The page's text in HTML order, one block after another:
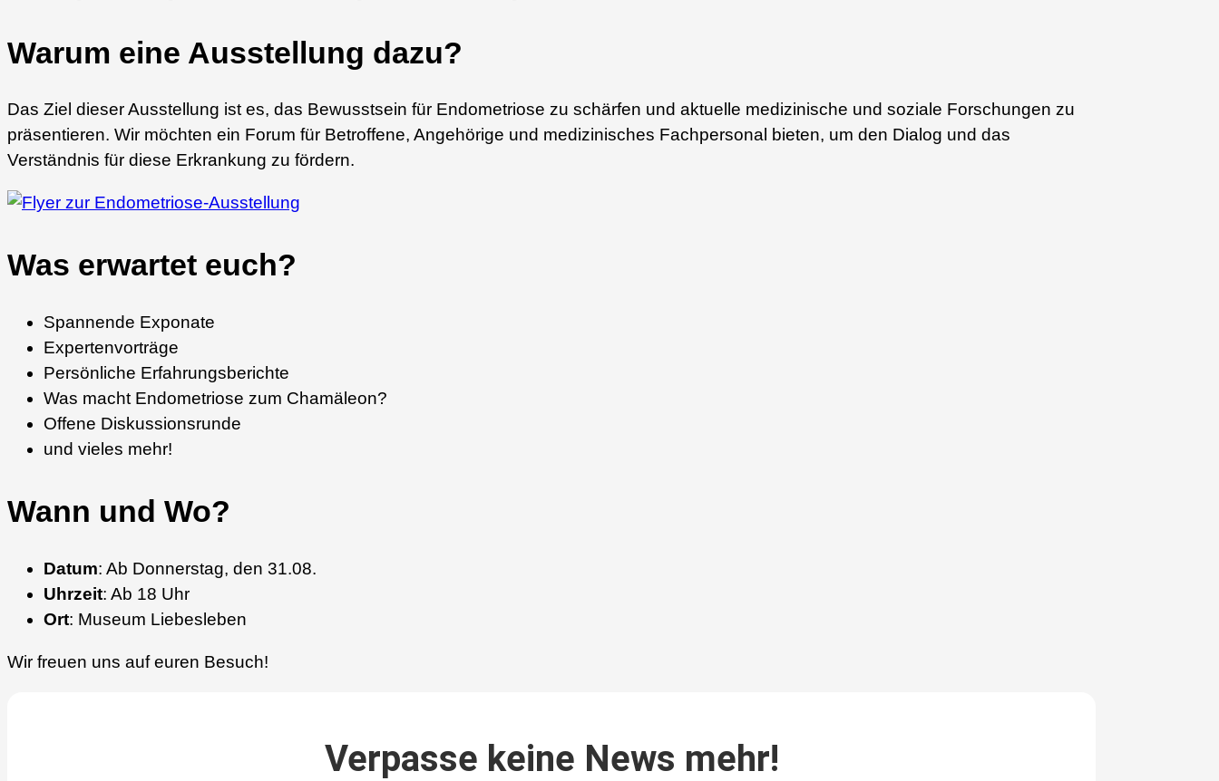
Warum eine Ausstellung dazu?
Das Ziel dieser Ausstellung ist es, das Bewusstsein für Endometriose zu schärfen und aktuelle medizinische und soziale Forschungen zu
präsentieren. Wir möchten ein Forum für Betroffene, Angehörige und medizinisches Fachpersonal bieten, um den Dialog und das
Verständnis für diese Erkrankung zu fördern.
Was erwartet euch?
Spannende Exponate
Expertenvorträge
Persönliche Erfahrungsberichte
Was macht Endometriose zum Chamäleon?
Offene Diskussionsrunde
und vieles mehr!
Wann und Wo?
Datum: Ab Donnerstag, den 31.08.
Uhrzeit: Ab 18 Uhr
Ort: Museum Liebesleben
Wir freuen uns auf euren Besuch!
Verpasse keine News mehr!